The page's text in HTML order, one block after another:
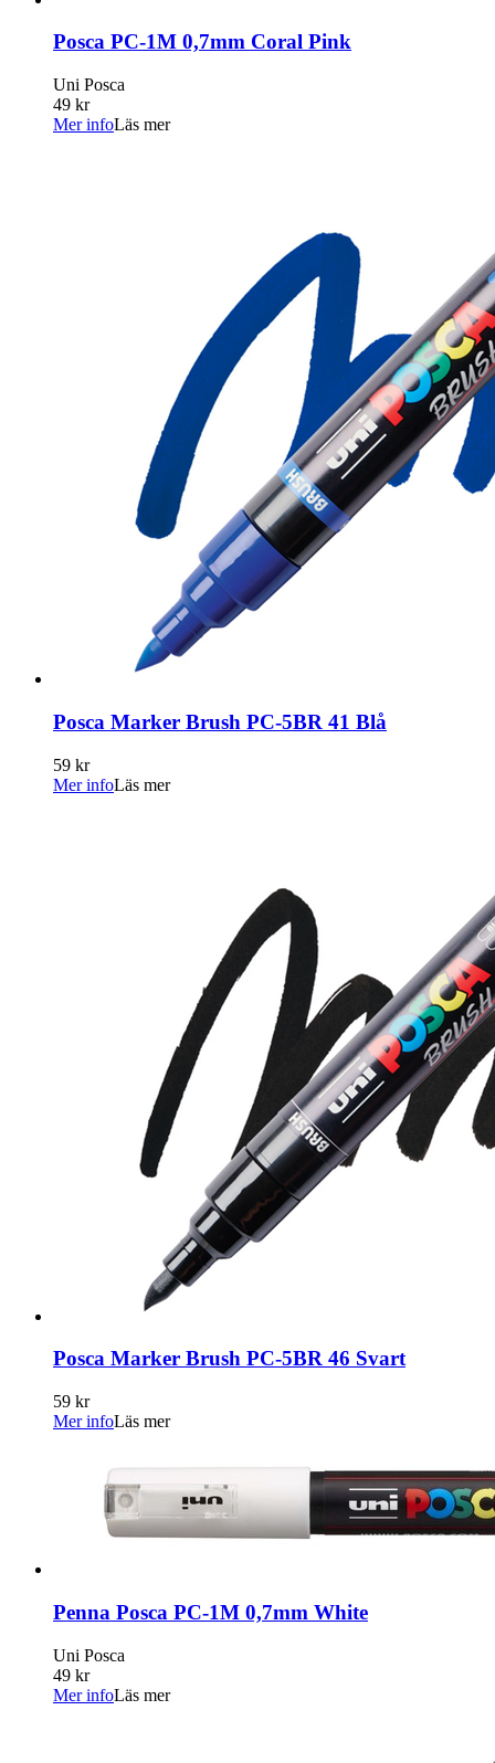
Posca PC-1M 0,7mm Coral Pink
Uni Posca
49 kr
Mer infoLäs mer
Posca Marker Brush PC-5BR 41 Blå
59 kr
Mer infoLäs mer
Posca Marker Brush PC-5BR 46 Svart
59 kr
Mer infoLäs mer
Penna Posca PC-1M 0,7mm White
Uni Posca
49 kr
Mer infoLäs mer